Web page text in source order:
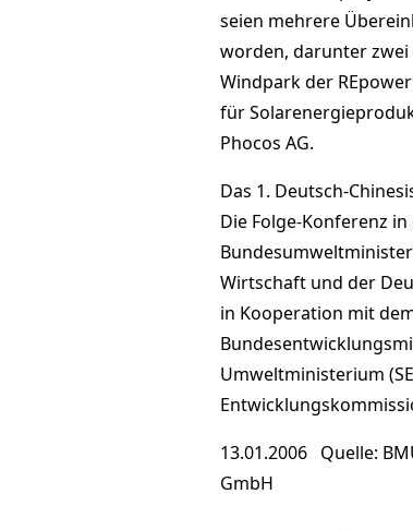
seien mehrere
worden, darunter zwei
Windpark der
für
Phocos AG.
Das 1. Deutsch-
Die Folge-Konferenz
Wirtschaft und der
in Kooperation mit
Umweltministerium
13.01.2006 Quelle:
GmbH